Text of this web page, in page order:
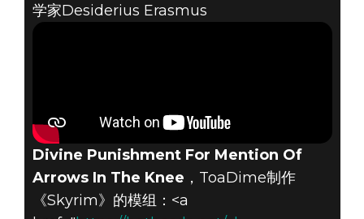
学家Desiderius Erasmus
Divine Punishment For Mention Of
Arrows In The Knee ，ToaDime制作
《Skyrim》的模组：<a